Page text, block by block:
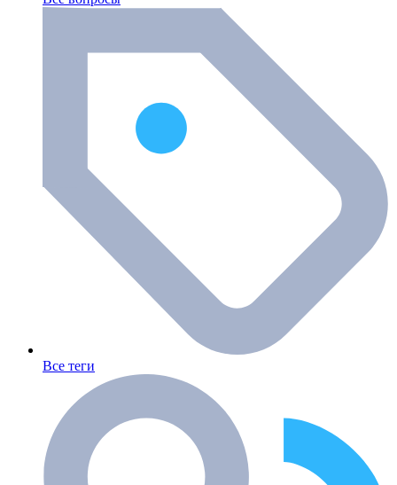
Все теги